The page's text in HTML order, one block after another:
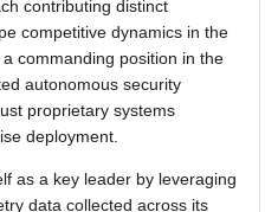
contributing distinct
competitive dynamics in the
commanding position in the
autonomous security
proprietary systems
deployment.
as a key leader by leveraging
data collected across its